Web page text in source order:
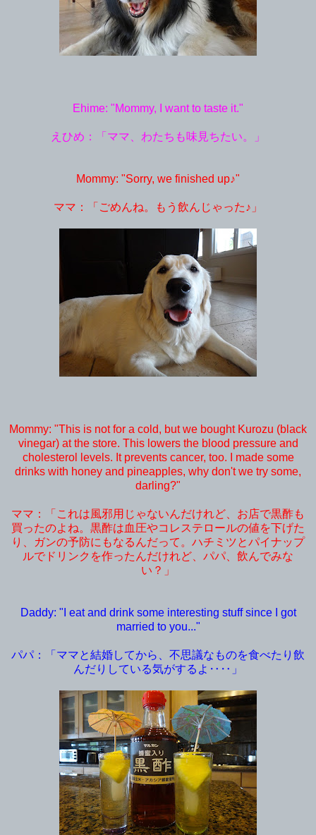
Ehime: "Mommy, I want to taste it."
えひめ：「ママ、わたちも味見ちたい。」
Mommy: "Sorry, we finished up♪"
ママ：「ごめんね。もう飲んじゃった♪」
Mommy: "This is not for a cold, but we bought Kurozu (black
vinegar) at the store. This lowers the blood pressure and
cholesterol levels. It prevents cancer, too. I made some
drinks with honey and pineapples, why don't we try some,
darling?"
ママ：「これは風邪用じゃないんだけれど、お店で黒酢も
買ったのよね。黒酢は血圧やコレステロールの値を下げた
り、ガンの予防にもなるんだって。ハチミツとパイナップ
ルでドリンクを作ったんだけれど、パパ、飲んでみな
い？」
Daddy: "I eat and drink some interesting stuff since I got
married to you..."
パパ：「ママと結婚してから、不思議なものを食べたり飲
んだりしている気がするよ‥‥」